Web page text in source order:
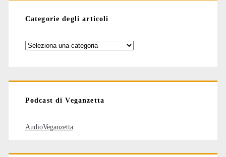
Categorie degli articoli
Categorie
Podcast di Veganzetta
AudioVeganzetta